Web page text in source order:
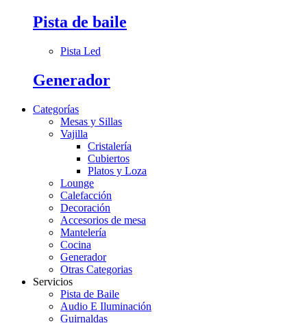
Pista de baile
Pista Led
Generador
Categorías
Mesas y Sillas
Vajilla
Cristalería
Cubiertos
Platos y Loza
Lounge
Calefacción
Decoración
Accesorios de mesa
Mantelería
Cocina
Generador
Otras Categorias
Servicios
Pista de Baile
Audio E Iluminación
Guirnaldas